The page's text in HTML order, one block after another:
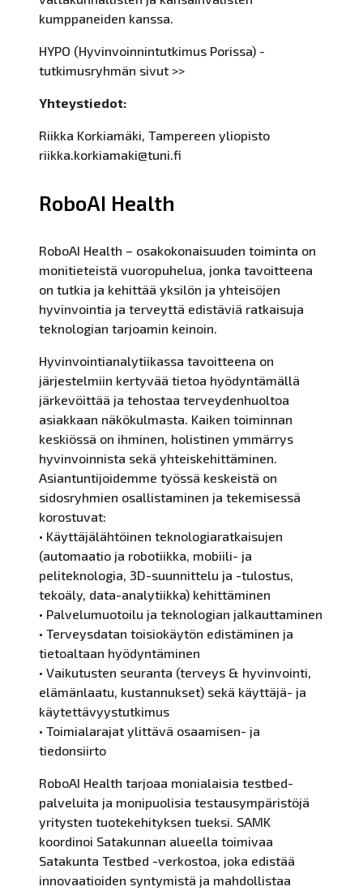
kumppaneiden kanssa.
HYPO (Hyvinvoinnintutkimus Porissa) -
tutkimusryhmän sivut >>
Yhteystiedot:
Riikka Korkiamäki, Tampereen yliopisto
riikka.korkiamaki@tuni.fi
RoboAI Health
RoboAI Health – osakokonaisuuden toiminta on
monitieteistä vuoropuhelua, jonka tavoitteena
on tutkia ja kehittää yksilön ja yhteisöjen
hyvinvointia ja terveyttä edistäviä ratkaisuja
teknologian tarjoamin keinoin.
Hyvinvointianalytiikassa tavoitteena on
järjestelmiin kertyvää tietoa hyödyntämällä
järkevöittää ja tehostaa terveydenhuoltoa
asiakkaan näkökulmasta. Kaiken toiminnan
keskiössä on ihminen, holistinen ymmärrys
hyvinvoinnista sekä yhteiskehittäminen.
Asiantuntijoidemme työssä keskeistä on
sidosryhmien osallistaminen ja tekemisessä
korostuvat:
• Käyttäjälähtöinen teknologiaratkaisujen
(automaatio ja robotiikka, mobiili- ja
peliteknologia, 3D-suunnittelu ja -tulostus,
tekoäly, data-analytiikka) kehittäminen
• Palvelumuotoilu ja teknologian jalkauttaminen
• Terveysdatan toisiokäytön edistäminen ja
tietoaltaan hyödyntäminen
• Vaikutusten seuranta (terveys & hyvinvointi,
elämänlaatu, kustannukset) sekä käyttäjä- ja
käytettävyystutkimus
• Toimialarajat ylittävä osaamisen- ja
tiedonsiirto
RoboAI Health tarjoaa monialaisia testbed-
palveluita ja monipuolisia testausympäristöjä
yritysten tuotekehityksen tueksi. SAMK
koordinoi Satakunnan alueella toimivaa
Satakunta Testbed -verkostoa, joka edistää
innovaatioiden syntymistä ja mahdollistaa